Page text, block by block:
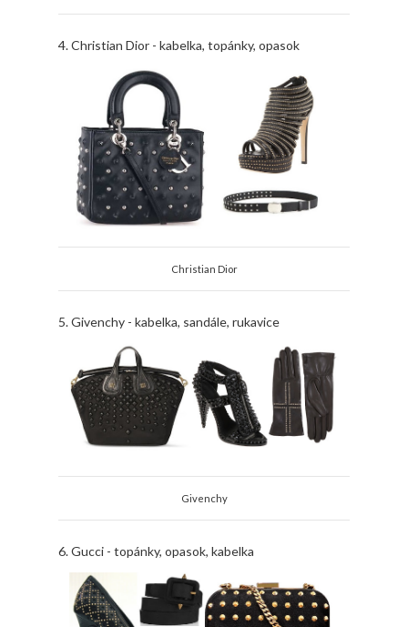
4. Christian Dior - kabelka, topánky, opasok
Christian Dior
5. Givenchy - kabelka, sandále, rukavice
Givenchy
6. Gucci - topánky, opasok, kabelka